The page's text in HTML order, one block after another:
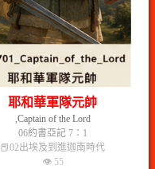
耶和華軍隊元帥
,Captain of the Lord
06約書亞記 7：1
📕02出埃及到進迦南時代
👁 55